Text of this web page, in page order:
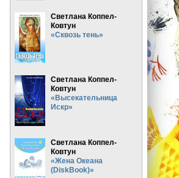
Светлана Коппел-
Ковтун
«Сквозь тень»
Светлана Коппел-
Ковтун
«Высекательница
Искр»
Светлана Коппел-
Ковтун
«Жена Океана
(DiskBook)»